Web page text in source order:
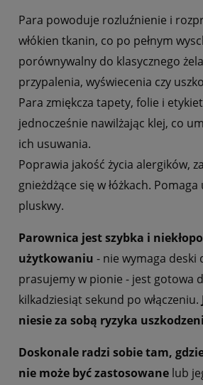
Para powoduje rozluźnienie i
włókien tkanin, co po pełnym
porównywalny do klasycznego
przypalenia, wyświecenia czy
Para zmiękcza tapety, folie i
jednocześnie nawilżając klej, co
ich usuwania.
Poprawia jakość życia alergików,
gnieżdżące się w łóżkach.
pluskwy.
Parownica jest szybka i
użytkowaniu - nie wymaga deski
prasujemy w pionie - jest gotowa
kilkadziesiąt sekund po włączeniu.
niesie za sobą ryzyka
Doskonale radzi sobie tam,
nie może być zastosowane lub